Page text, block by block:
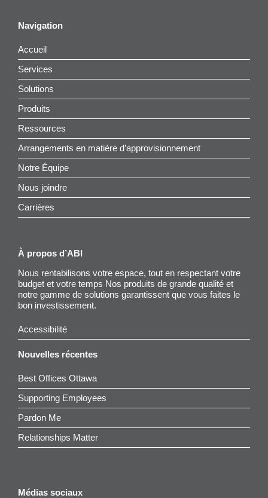
Navigation
Accueil
Services
Solutions
Produits
Ressources
Arrangements en matière d’approvisionnement
Notre Équipe
Nous joindre
Carrières
À propos d’ABI
Nous rentabilisons votre espace, tout en respectant votre
budget et votre temps Nos produits de grande qualité et
notre gamme de solutions garantissent que vous faites le
bon investissement.
Accessibilité
Nouvelles récentes
Best Offices Ottawa
Supporting Employees
Pardon Me
Relationships Matter
Médias sociaux